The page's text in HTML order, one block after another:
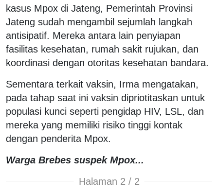
kasus Mpox di Jateng, Pemerintah Provinsi
Jateng sudah mengambil sejumlah langkah
antisipatif. Mereka antara lain penyiapan
fasilitas kesehatan, rumah sakit rujukan, dan
koordinasi dengan otoritas kesehatan bandara.
Sementara terkait vaksin, Irma mengatakan,
pada tahap saat ini vaksin dipriotitaskan untuk
populasi kunci seperti pengidap HIV, LSL, dan
mereka yang memiliki risiko tinggi kontak
dengan penderita Mpox.
Warga Brebes suspek Mpox...
Halaman 2 / 2